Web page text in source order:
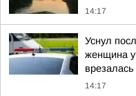
14:17
Уснул
женщина
14:17